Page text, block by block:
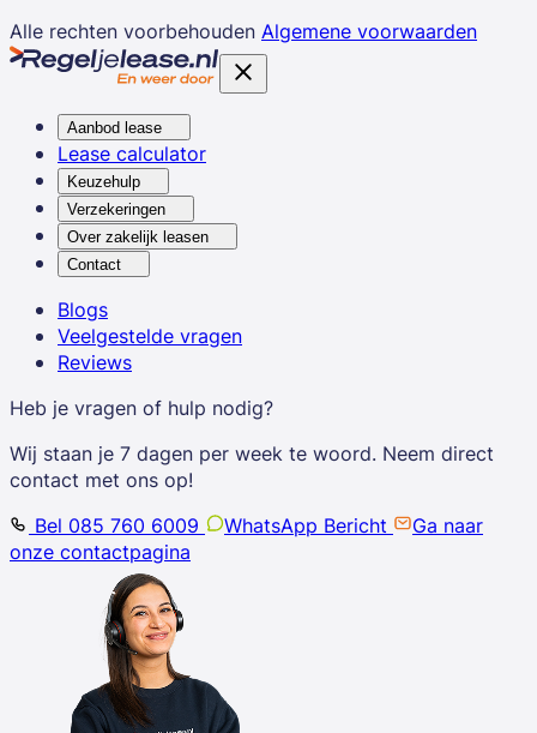
Alle rechten voorbehouden Algemene voorwaarden
Aanbod lease
Lease calculator
Keuzehulp
Verzekeringen
Over zakelijk leasen
Contact
Blogs
Veelgestelde vragen
Reviews
Heb je vragen of hulp nodig?
Wij staan je 7 dagen per week te woord. Neem direct
contact met ons op!
Bel 085 760 6009
WhatsApp Bericht
Ga naar
onze contactpagina